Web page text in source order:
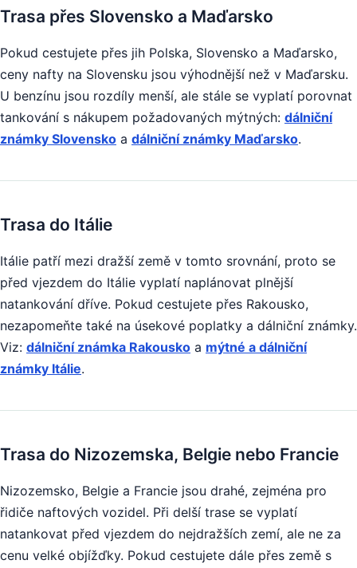
Trasa přes Slovensko a Maďarsko
Pokud cestujete přes jih Polska, Slovensko a Maďarsko,
ceny nafty na Slovensku jsou výhodnější než v Maďarsku.
U benzínu jsou rozdíly menší, ale stále se vyplatí porovnat
tankování s nákupem požadovaných mýtných: dálniční
známky Slovensko a dálniční známky Maďarsko.
Trasa do Itálie
Itálie patří mezi dražší země v tomto srovnání, proto se
před vjezdem do Itálie vyplatí naplánovat plnější
natankování dříve. Pokud cestujete přes Rakousko,
nezapomeňte také na úsekové poplatky a dálniční známky.
Viz: dálniční známka Rakousko a mýtné a dálniční
známky Itálie.
Trasa do Nizozemska, Belgie nebo Francie
Nizozemsko, Belgie a Francie jsou drahé, zejména pro
řidiče naftových vozidel. Při delší trase se vyplatí
natankovat před vjezdem do nejdražších zemí, ale ne za
cenu velké objížďky. Pokud cestujete dále přes země s